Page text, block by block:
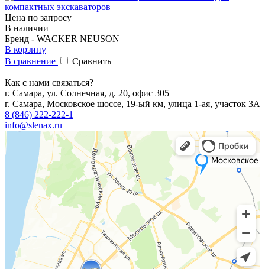
Цена по запросу
В наличии
Бренд - WACKER NEUSON
В корзину
В сравнение
Сравнить
Как с нами связаться?
г. Самара, ул. Солнечная, д. 20, офис 305
г. Самара, Московское шоссе, 19-ый км, улица 1-ая, участок 3А
8 (846) 222-222-1
info@slenax.ru